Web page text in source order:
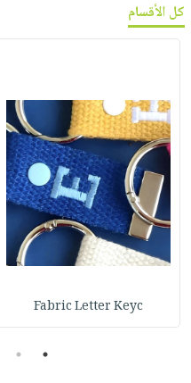
كل الأقسام
Fabric Letter Keyc
1
2